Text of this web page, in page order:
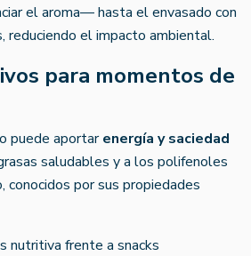
el aroma— hasta el envasado con
reduciendo el impacto ambiental.
para momentos de
puede aportarenergía y saciedad
saludables y a los polifenoles
conocidos por sus propiedades
nutritiva frente a snacks